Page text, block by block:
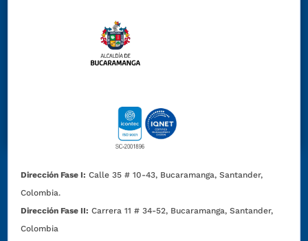
Dirección Fase I: Calle 35 # 10-43, Bucaramanga, Santander,
Colombia.
Dirección Fase II: Carrera 11 # 34-52, Bucaramanga, Santander,
Colombia